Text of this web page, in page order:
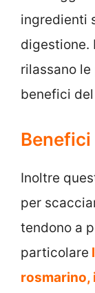
ingredienti
digestione.
rilassano
benefici
Benefici
Inoltre
per
tendono a
particolare
rosmarino,